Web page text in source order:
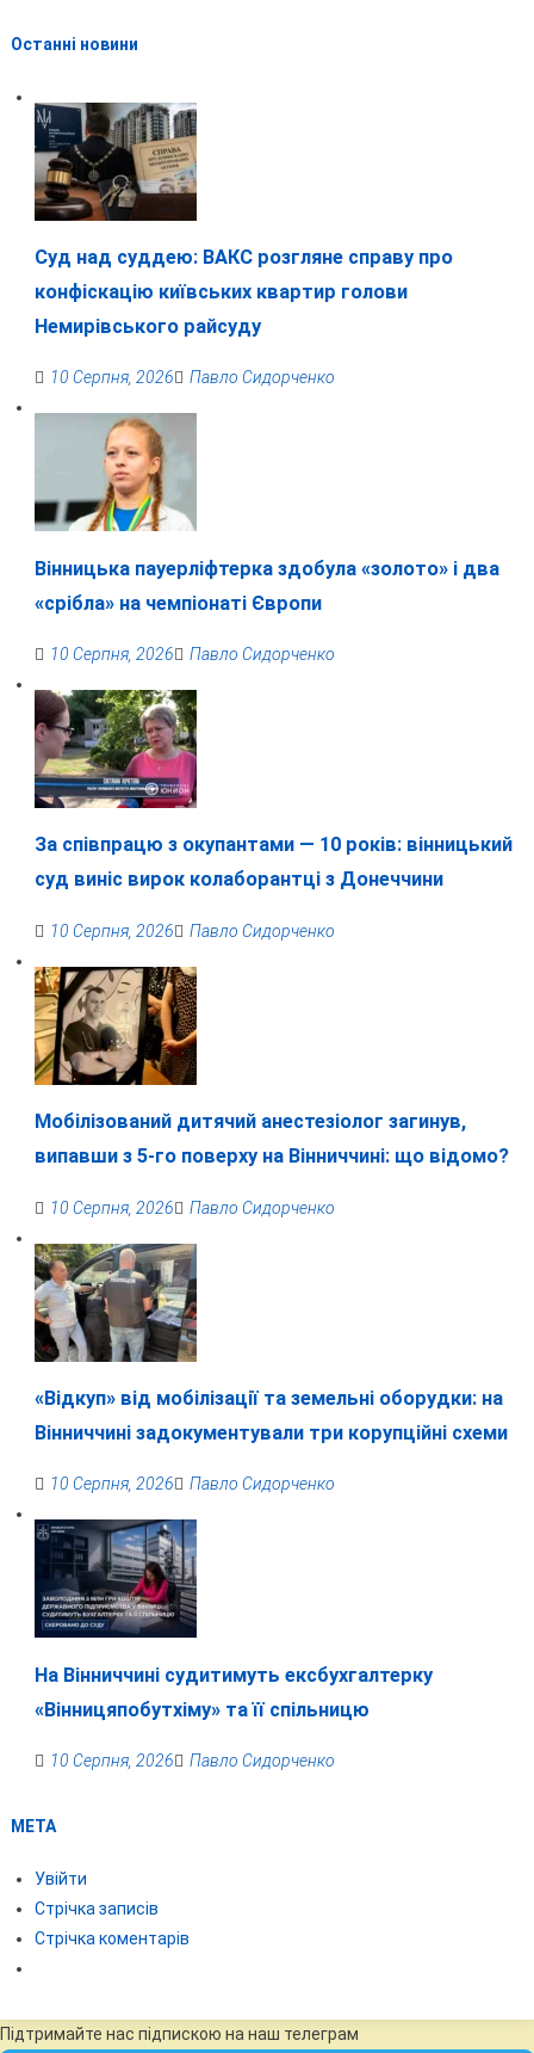
Останні новини
Суд над суддею: ВАКС розгляне справу про
конфіскацію київських квартир голови
Немирівського райсуду
10 Серпня, 2026 Павло Сидорченко
Вінницька пауерліфтерка здобула «золото» і два
«срібла» на чемпіонаті Європи
10 Серпня, 2026 Павло Сидорченко
За співпрацю з окупантами — 10 років: вінницький
суд виніс вирок колаборантці з Донеччини
10 Серпня, 2026 Павло Сидорченко
Мобілізований дитячий анестезіолог загинув,
випавши з 5-го поверху на Вінниччині: що відомо?
10 Серпня, 2026 Павло Сидорченко
«Відкуп» від мобілізації та земельні оборудки: на
Вінниччині задокументували три корупційні схеми
10 Серпня, 2026 Павло Сидорченко
На Вінниччині судитимуть ексбухгалтерку
«Вінницяпобутхіму» та її спільницю
10 Серпня, 2026 Павло Сидорченко
МЕТА
Увійти
Стрічка записів
Стрічка коментарів
Підтримайте нас підпискою на наш телеграм